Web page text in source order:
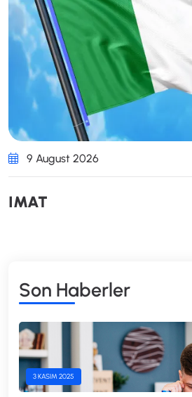
9 August 2026
IMAT
SON HABERLER
3 KASIM 2025